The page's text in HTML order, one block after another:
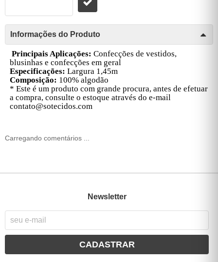
Informações do Produto
Principais Aplicações: Confecções de vestidos,
blusinhas e confecções em geral
Especificações: Largura 1,45m
Composição: 100% algodão
* Este é um produto com grande procura, antes de efetuar
a compra, consulte o estoque através do e-mail
contato@sotecidos.com
Carregando comentários ...
Newsletter
CADASTRAR